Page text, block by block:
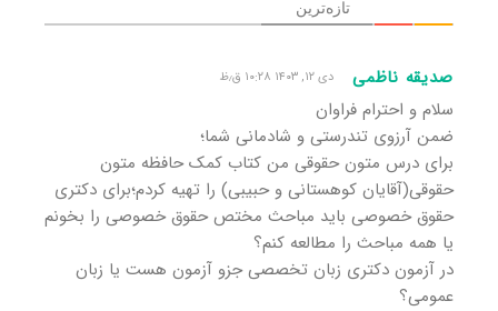
تازه‌ترین
صدیقه ناظمی دی ۱۲, ۱۴۰۳ ۱۰:۲۸ ق٫ظ
سلام و احترام فراوان
ضمن آرزوی تندرستی و شادمانی شما؛
برای درس متون حقوقی من کتاب کمک حافظه متون
حقوقی(آقایان کوهستانی و حبیبی) را تهیه کردم؛برای دکتری
حقوق خصوصی باید مباحث مختص حقوق خصوصی را بخونم
یا همه مباحث را مطالعه کنم؟
در آزمون دکتری زبان تخصصی جزو آزمون هست یا زبان
عمومی؟